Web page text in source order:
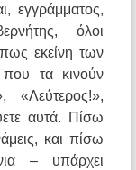
εγγράμματος,
όλοι
εκείνη των
τα κινούν
«Λεύτερος!»,
αυτά. Πίσω
και πίσω
– υπάρχει